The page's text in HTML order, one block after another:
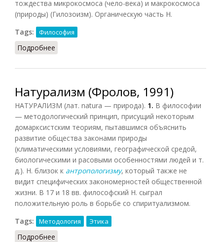
тождества микрокосмоса (чело-века) и макрокосмоса
(природы) (Гилозоизм). Органическую часть Н.
Tags:
Философия
Подробнее
Натурализм (Фролов, 1991)
НАТУРАЛИЗМ (лат. natura — природа). 1. В философии
— методологический принцип, присущий некоторым
домарксистским теориям, пытавшимся объяснить
развитие общества законами природы
(климатическими условиями, географической средой,
биологическими и расовыми особенностями людей и т.
д.). Н. близок к антропологизму, который также не
видит специфических закономерностей общественной
жизни. В 17 и 18 вв. философский Н. сыграл
положительную роль в борьбе со спиритуализмом.
Tags:
Методология Этика
Подробнее